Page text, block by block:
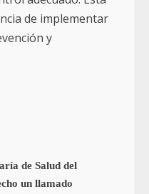
de implementar
y
de Salud del
un llamado